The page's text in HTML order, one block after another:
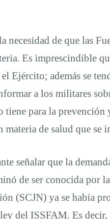
necesidad de que las
Es imprescindible
Ejército; además se
a los militares
tiene para la
materia de salud que se
señalar que la
de ser conocida por
(SCJN) ya se había
del ISSFAM. Es